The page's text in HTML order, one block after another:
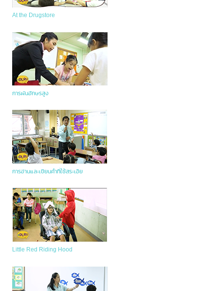
At the Drugstore
การผันอักษรสูง
การอ่านและเขียนคำที่ใช้สระเอีย
Little Red Riding Hood